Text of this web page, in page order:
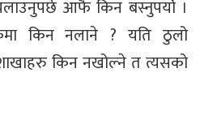
आफै किन बस्नुपर्यो ।
किन नलाने ? यति ठुलो
किन नखोल्ने त त्यसको